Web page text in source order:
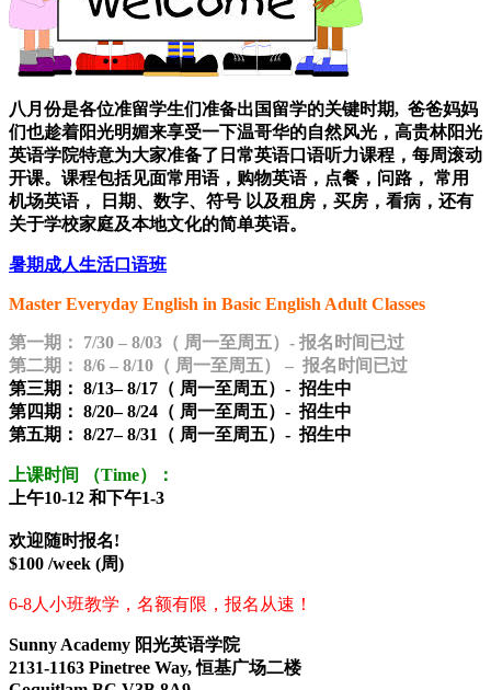
八月份是各位准留学生们准备出国留学的关键时期, 爸爸妈妈
们也趁着阳光明媚来享受一下温哥华的自然风光，高贵林阳光
英语学院特意为大家准备了日常英语口语听力课程，每周滚动
开课。课程包括见面常用语， 购物英语，点餐，问路， 常用
机场英语， 日期、数字、符号 以及租房，买房，看病，还有
关于学校家庭及本地文化的简单英语。
暑期成人生活口语班
Master Everyday English in Basic English Adult Classes
第一期： 7/30 – 8/03 （ 周一至周五）- 报名时间已过
第二期： 8/6 – 8/10 （ 周一至周五） – 报名时间已过
第三期： 8/13– 8/17 （ 周一至周五）- 招生中
第四期： 8/20– 8/24 （ 周一至周五）- 招生中
第五期： 8/27– 8/31 （ 周一至周五）- 招生中
上课时间 （Time）：
上午10-12 和下午1-3
欢迎随时报名!
$100 /week (周)
6-8人小班教学，名额有限，报名从速！
Sunny Academy 阳光英语学院
2131-1163 Pinetree Way, 恒基广场二楼